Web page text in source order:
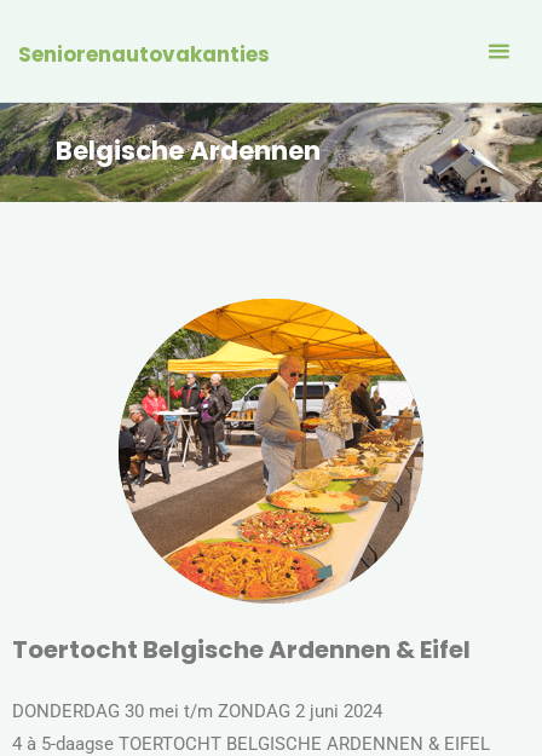
Seniorenautovakanties
Belgische Ardennen
Toertocht Belgische Ardennen & Eifel
DONDERDAG 30 mei t/m ZONDAG 2 juni 2024
4 à 5-daagse TOERTOCHT BELGISCHE ARDENNEN & EIFEL